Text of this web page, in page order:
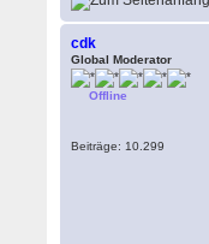
cdk
Global Moderator
Offline
Beiträge: 10.299